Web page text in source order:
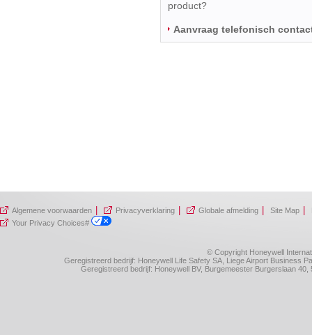
product?
Aanvraag telefonisch
Algemene voorwaarden | Privacyverklaring | Globale afmelding | Site Map |
Your Privacy Choices#
© Copyright Honeywell
Geregistreerd bedrijf: Honeywell Life Safety SA, Liege Airport Business
Geregistreerd bedrijf: Honeywell BV, Burgemeester Burgerslaan